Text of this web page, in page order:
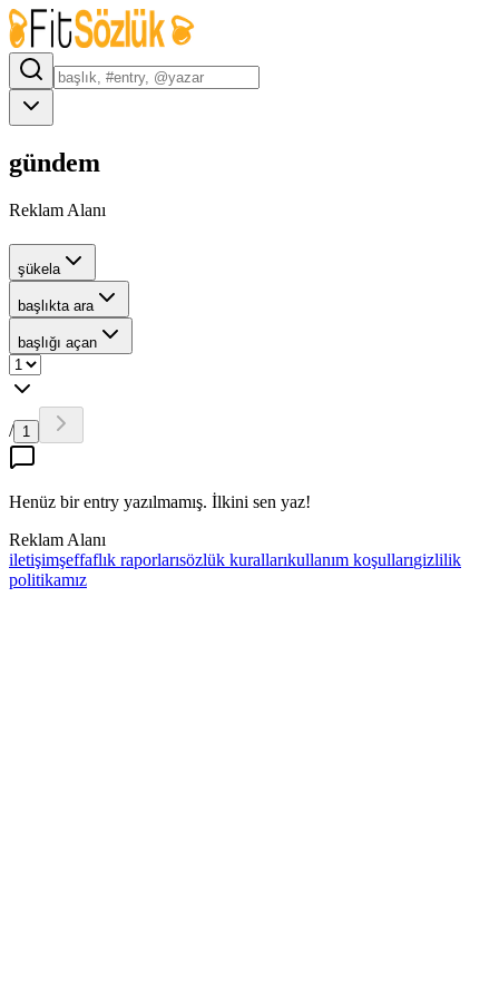
gündem
Reklam Alanı
şükela
başlıkta ara
başlığı açan
/ 1
Henüz bir entry yazılmamış. İlkini sen yaz!
Reklam Alanı
iletişimşeffaflık raporlarısözlük kurallarıkullanım koşullarıgizlilik
politikamız